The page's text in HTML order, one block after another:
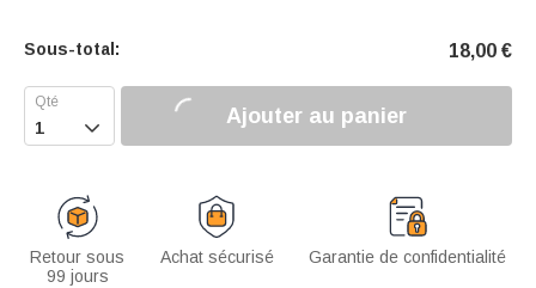
Sous-total: 18,00 €
 Ajouter au panier
Retour sous
99 jours
Achat sécurisé Garantie de confidentialité